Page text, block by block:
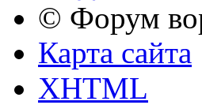
© Форум
Карта сайта
XHTML